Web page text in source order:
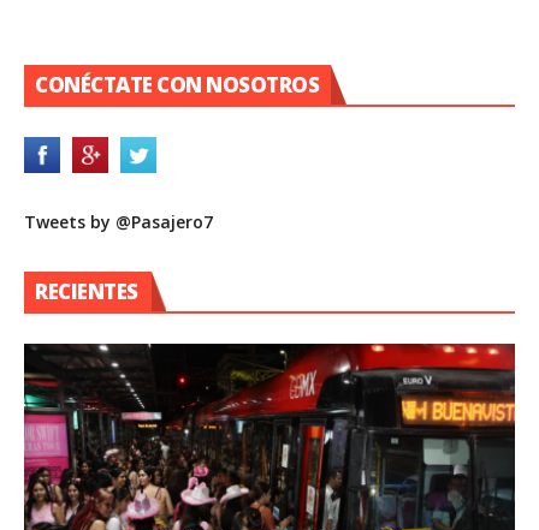
CONÉCTATE CON NOSOTROS
Tweets by @Pasajero7
RECIENTES